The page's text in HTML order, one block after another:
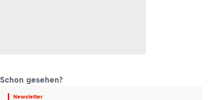
Schon gesehen?
Newsletter